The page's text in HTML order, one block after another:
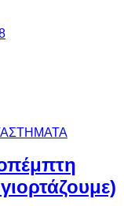
γιορτάζουμε)